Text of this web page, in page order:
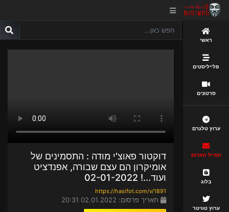
ראשי
פלייליסטים
סרטונים
ערוץ טלגרם
המייל האדום
בלוג
ערוץ טוויטר
דוקטור פאוצ'י מודה : התסמינים של
אומיקרון הם עצם שבורה, אפנדציט
ועוד...! 02-01-2022
https://hasifot.com/v/1891
תאריך פרסום: 02.01.2022 20:31